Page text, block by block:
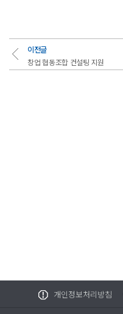
이전글
창업 협동조합 컨설팅 지원
개인정보처리방침